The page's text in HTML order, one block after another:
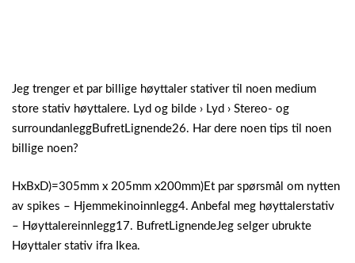
Jeg trenger et par billige høyttaler stativer til noen medium
store stativ høyttalere. Lyd og bilde › Lyd › Stereo- og
surroundanleggBufretLignende26. Har dere noen tips til noen
billige noen?
HxBxD)=305mm x 205mm x200mm)Et par spørsmål om nytten
av spikes – Hjemmekinoinnlegg4. Anbefal meg høyttalerstativ
– Høyttalereinnlegg17. BufretLignendeJeg selger ubrukte
Høyttaler stativ ifra Ikea.